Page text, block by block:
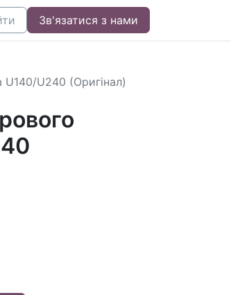
Зв'язатися з нами
U140/U240 (Оригінал)